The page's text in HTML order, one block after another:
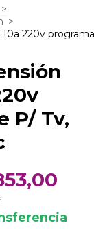
>
>
220v
P/ Tv,